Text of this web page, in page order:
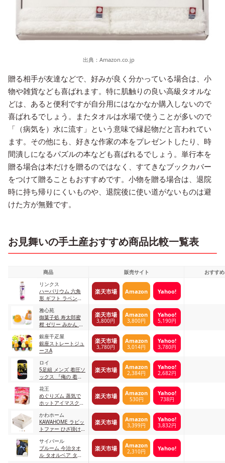
出典： Amazon.co.jp
贈る相手が友達などで、好みが良く分かっている場合は、小
物や雑貨なども喜ばれます。特に肌触りの良い高級タオルな
どは、あると便利ですが自分用にはなかなか購入しないので
喜ばれるでしょう。またタオルは水場で使うことが多いので
「（病気を）水に流す」という意味で縁起物だと言われてい
ます。その他にも、好きな作家の本をプレゼントしたり、時
間潰しになるパズルの本なども喜ばれるでしょう。単行本を
贈る場合は本だけを贈るのではなく、すてきなブックカバー
をつけて贈ることもおすすめです。小物を贈る場合は、退院
時に持ち帰りにくいものや、退院後に使い道がないものは避
けた方が無難です。
お見舞いの手土産おすすめ商品比較一覧表
商品 販売サイト
おすす
リンクス
ハーバリウム 六角
形 ギフト ラベンダ
楽天市場 Amazon Yahoo!
雅心苑
御菓子処 寿太郎蜜
柑 ゼリー みかん 寿
長官賞】 6個入
楽天市場
3,800円
Amazon
3,800円
Yahoo!
5,190円
銀座千疋屋
銀座ストレートジュ
ースA
楽天市場
3,780円
Amazon
3,014円
Yahoo!
3,780円
ロイ
5足組 メンズ 着圧ソ
ックス 『俺の 着圧
L(26～27cm)
楽天市場 Amazon
2,384円
Yahoo!
2,682円
花王
めぐりズム 蒸気で
ホットアイマスク
り 5枚入
楽天市場 Amazon
530円
Yahoo!
738円
かわホーム
KAWAHOME ラビッ
トファー ひざ掛け
厚手 アイボリー ク
オーターサイズ
（70ⅹ100cm）
楽天市場 Amazon
3,399円
Yahoo!
3,832円
サイバール
ブルーム 今治タオ
ル タオルベア タオ
楽天市場 Amazon
2,310円 Yahoo!